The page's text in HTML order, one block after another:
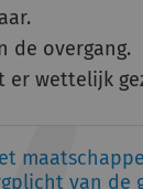
de overgang.
er wettelijk
van de